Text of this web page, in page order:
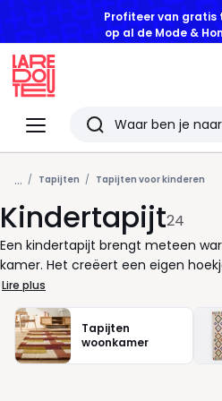
Profiteer van gratis
op al de Mode &
Menu
Redoute
Zoeken
Laatst
bekeken
artikelen
... Tapijten Tapijten voor kinderen
Kindertapijt24
Een kindertapijt brengt meteen
kamer. Het creëert een eigen
voelt, om te spelen, lezen of
zacht oppervlak nodigt uit om op
aan de voeten of harde tegels
dat bij de leeftijd en persoonlijkheid
eenvoudig tapijt met een
Lire plus
Tapijten
woonkamer